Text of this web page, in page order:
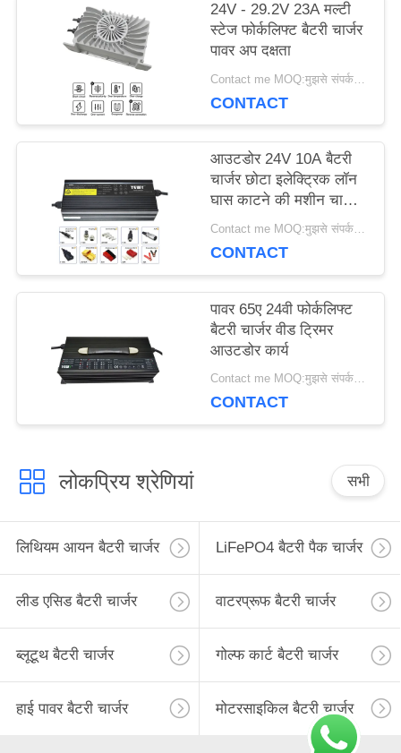
साइटमैप
PRIVACY
POLICY
24V - 29.2V 23A मल्टी
स्टेज फोर्कलिफ्ट बैटरी चार्जर
पावर अप दक्षता
Contact me MOQ:मुझसे संपर्क करें
CONTACT
आउटडोर 24V 10A बैटरी
चार्जर छोटा इलेक्ट्रिक लॉन
घास काटने की मशीन चार्जर
IP65
Contact me MOQ:मुझसे संपर्क करें
CONTACT
पावर 65ए 24वी फोर्कलिफ्ट
बैटरी चार्जर वीड ट्रिमर
आउटडोर कार्य
Contact me MOQ:मुझसे संपर्क करें
CONTACT
लोकप्रिय श्रेणियां सभी
लिथियम आयन बैटरी चार्जर LiFePO4 बैटरी पैक चार्जर
लीड एसिड बैटरी चार्जर वाटरप्रूफ बैटरी चार्जर
ब्लूटूथ बैटरी चार्जर गोल्फ कार्ट बैटरी चार्जर
हाई पावर बैटरी चार्जर मोटरसाइकिल बैटरी चार्जर